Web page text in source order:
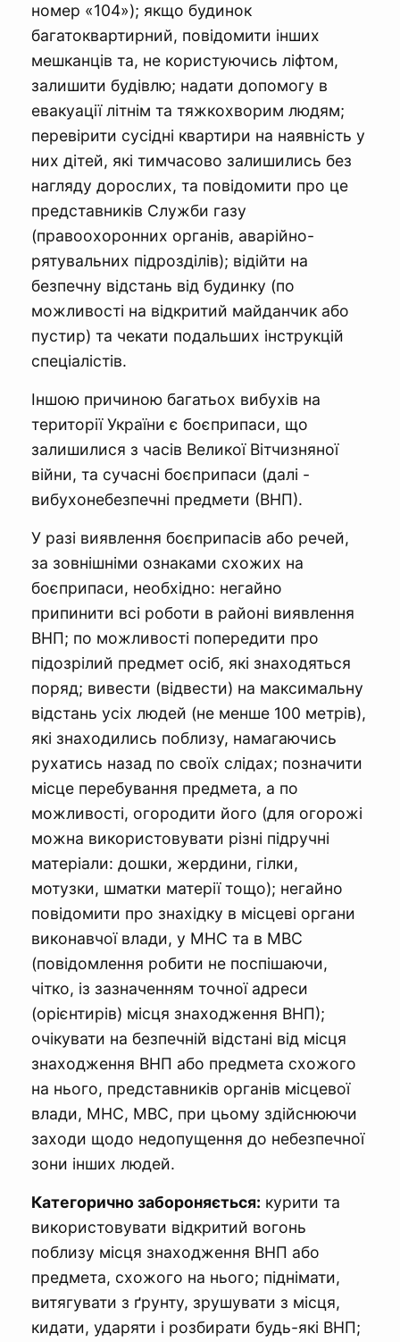
номер «104»); якщо будинок
багатоквартирний, повідомити інших
мешканців та, не користуючись ліфтом,
залишити будівлю; надати допомогу в
евакуації літнім та тяжкохворим людям;
перевірити сусідні квартири на наявність у
них дітей, які тимчасово залишились без
нагляду дорослих, та повідомити про це
представників Служби газу
(правоохоронних органів, аварійно-
рятувальних підрозділів); відійти на
безпечну відстань від будинку (по
можливості на відкритий майданчик або
пустир) та чекати подальших інструкцій
спеціалістів.
Іншою причиною багатьох вибухів на
території України є боєприпаси, що
залишилися з часів Великої Вітчизняної
війни, та сучасні боєприпаси (далі -
вибухонебезпечні предмети (ВНП).
У разі виявлення боєприпасів або речей,
за зовнішніми ознаками схожих на
боєприпаси, необхідно: негайно
припинити всі роботи в районі виявлення
ВНП; по можливості попередити про
підозрілий предмет осіб, які знаходяться
поряд; вивести (відвести) на максимальну
відстань усіх людей (не менше 100 метрів),
які знаходились поблизу, намагаючись
рухатись назад по своїх слідах; позначити
місце перебування предмета, а по
можливості, огородити його (для огорожі
можна використовувати різні підручні
матеріали: дошки, жердини, гілки,
мотузки, шматки матерії тощо); негайно
повідомити про знахідку в місцеві органи
виконавчої влади, у МНС та в МВС
(повідомлення робити не поспішаючи,
чітко, із зазначенням точної адреси
(орієнтирів) місця знаходження ВНП);
очікувати на безпечній відстані від місця
знаходження ВНП або предмета схожого
на нього, представників органів місцевої
влади, МНС, МВС, при цьому здійснюючи
заходи щодо недопущення до небезпечної
зони інших людей.
Категорично забороняється: курити та
використовувати відкритий вогонь
поблизу місця знаходження ВНП або
предмета, схожого на нього; піднімати,
витягувати з ґрунту, зрушувати з місця,
кидати, ударяти і розбирати будь-які ВНП;